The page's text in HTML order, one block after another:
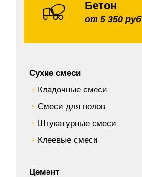
Бетон
от 5 350 руб
Сухие смеси
Кладочные смеси
Смеси для полов
Штукатурные смеси
Клеевые смеси
Цемент